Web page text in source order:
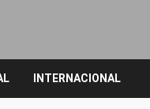
INTERNACIONAL